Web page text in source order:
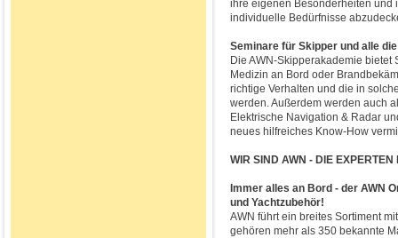
ihre eigenen Besonderheiten und
individuelle Bedürfnisse
Seminare für Skipper und alle
Die AWN-Skipperakademie
Medizin an Bord oder
richtige Verhalten und die in
werden. Außerdem werden auch
Elektrische Navigation & Radar
neues hilfreiches Know-How
WIR SIND AWN - DIE
Immer alles an Bord - der AWN
und Yachtzubehör!
AWN führt ein breites Sortiment
gehören mehr als 350 bekannte